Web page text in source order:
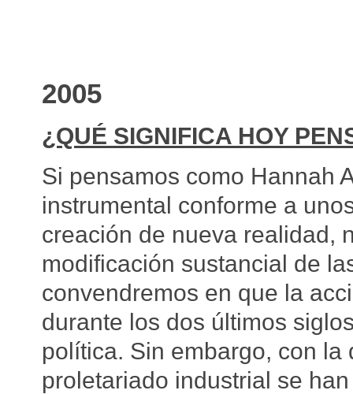
2005
¿QUÉ SIGNIFICA HOY
Si pensamos como Hannah
instrumental conforme a
creación de nueva realidad,
modificación sustancial de
convendremos en que la
durante los dos últimos
política. Sin embargo, con
proletariado industrial se